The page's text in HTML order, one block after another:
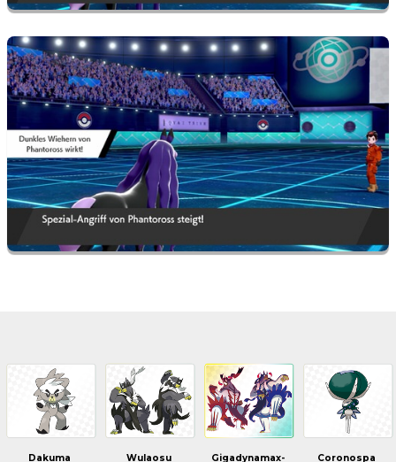
Dakuma Wulaosu Gigadynamax- Coronospa